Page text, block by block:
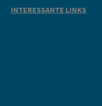
INTERESSANTE LINKS